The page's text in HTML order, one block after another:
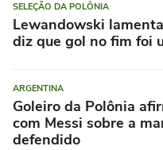
SELEÇÃO DA POLÔNIA
Lewandowski
diz que gol no fim foi
ARGENTINA
Goleiro da Polônia
com Messi sobre a
defendido